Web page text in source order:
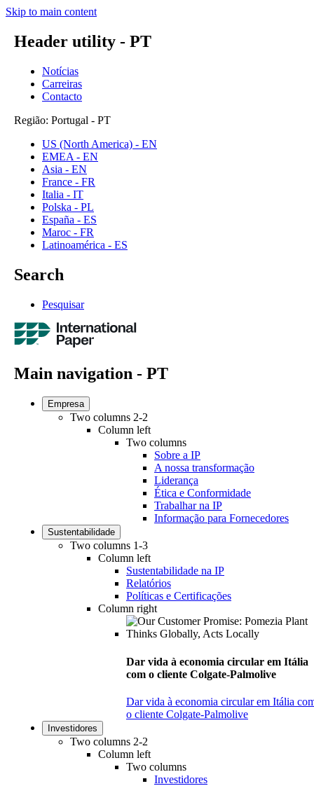
Skip to main content
Header utility - PT
Notícias
Carreiras
Contacto
Região: Portugal - PT
US (North America) - EN
EMEA - EN
Asia - EN
France - FR
Italia - IT
Polska - PL
España - ES
Maroc - FR
Latinoamérica - ES
Search
Pesquisar
Main navigation - PT
Empresa
Two columns 2-2
Column left
Two columns
Sobre a IP
A nossa transformação
Liderança
Ética e Conformidade
Trabalhar na IP
Informação para Fornecedores
Sustentabilidade
Two columns 1-3
Column left
Sustentabilidade na IP
Relatórios
Políticas e Certificações
Column right
Dar vida à economia circular em Itália
com o cliente Colgate-Palmolive
Dar vida à economia circular em Itália
o cliente Colgate-Palmolive
Investidores
Two columns 2-2
Column left
Two columns
Investidores